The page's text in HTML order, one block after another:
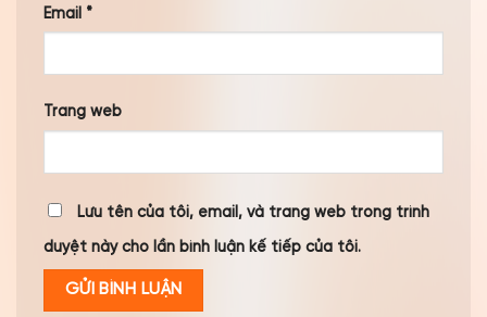
Email *
Trang web
Lưu tên của tôi, email, và trang web trong trình
duyệt này cho lần bình luận kế tiếp của tôi.